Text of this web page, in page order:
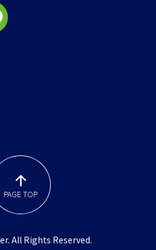
PAGE TOP
All Rights Reserved.